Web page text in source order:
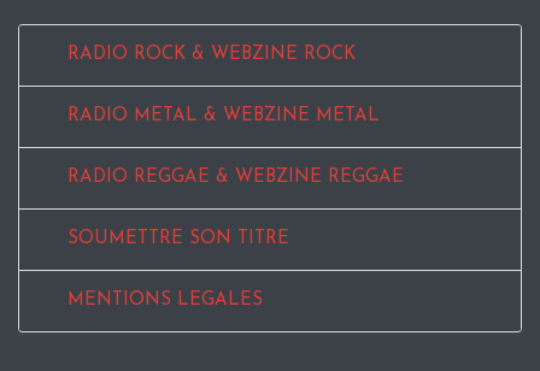
RADIO ROCK & WEBZINE ROCK
RADIO METAL & WEBZINE METAL
RADIO REGGAE & WEBZINE REGGAE
SOUMETTRE SON TITRE
MENTIONS LEGALES